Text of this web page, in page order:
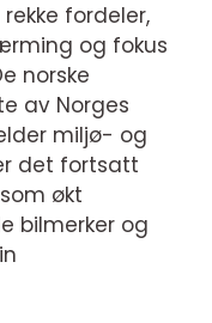
fordeler,
og fokus
norske
av Norges
miljø- og
det fortsatt
økt
bilmerker og